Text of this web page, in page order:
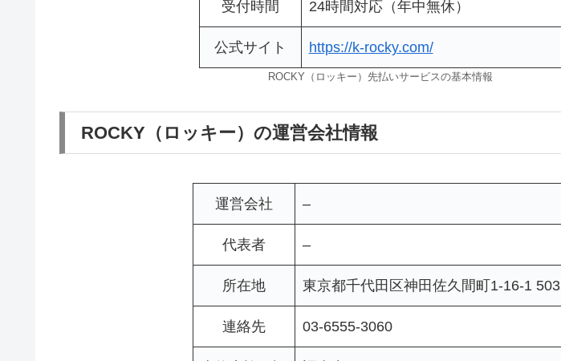
受付時間 24時間対応（年中無休）
公式サイト https://k-rocky.com/
ROCKY（ロッキー）先払いサービスの基本情報
ROCKY（ロッキー）の運営会社情報
運営会社 –
代表者 –
所在地 東京都千代田区神田佐久間町1-16-1 503
連絡先 03-6555-3060